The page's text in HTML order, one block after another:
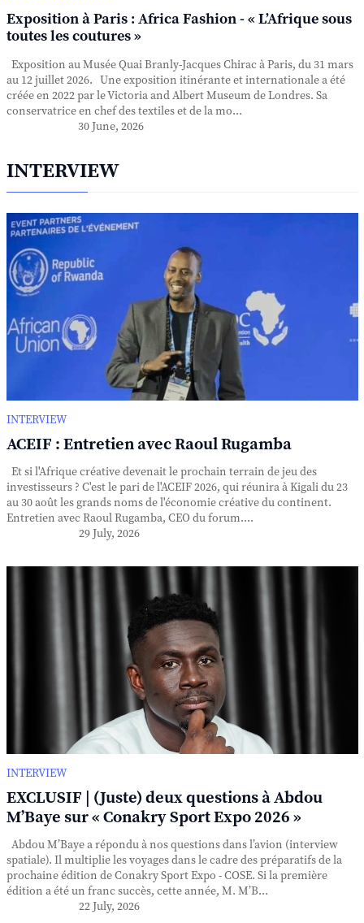
Exposition à Paris : Africa Fashion - « L’Afrique sous
toutes les coutures »
Exposition au Musée Quai Branly-Jacques Chirac à Paris, du 31 mars
au 12 juillet 2026. Une exposition itinérante et internationale a été
créée en 2022 par le Victoria and Albert Museum de Londres. Sa
conservatrice en chef des textiles et de la mo...
30 June, 2026
INTERVIEW
INTERVIEW
ACEIF : Entretien avec Raoul Rugamba
Et si l'Afrique créative devenait le prochain terrain de jeu des
investisseurs ? C'est le pari de l'ACEIF 2026, qui réunira à Kigali du 23
au 30 août les grands noms de l'économie créative du continent.
Entretien avec Raoul Rugamba, CEO du forum....
29 July, 2026
INTERVIEW
EXCLUSIF | (Juste) deux questions à Abdou
M’Baye sur « Conakry Sport Expo 2026 »
Abdou M’Baye a répondu à nos questions dans l’avion (interview
spatiale). Il multiplie les voyages dans le cadre des préparatifs de la
prochaine édition de Conakry Sport Expo - COSE. Si la première
édition a été un franc succès, cette année, M. M’B...
22 July, 2026